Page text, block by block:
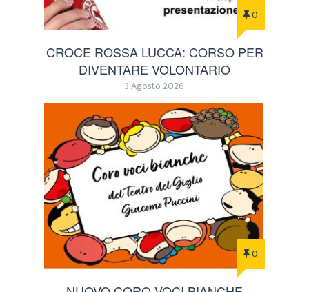
0
CROCE ROSSA LUCCA: CORSO PER
DIVENTARE VOLONTARIO
3 Agosto 2026
0